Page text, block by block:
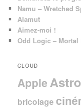
Namu – Wretched
Alamut
Aimez-moi !
Odd Logic – Mortal
CLOUD
Apple Astro
bricolage